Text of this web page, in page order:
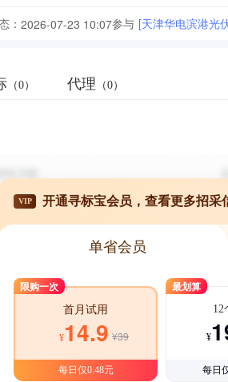
： 2026-07-23 10:07参与 [天津华电滨港光
（0） 代理 （0）
VIP 开通寻标宝会员，查看更多招采
单省会员
限购一次
首月试用
¥14.9 ¥39
每日仅0.48元
最划算
12
¥
每日